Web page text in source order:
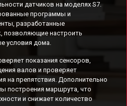
датчиков на моделях S7.
программы и
разработанные
позволяющие настроить
условия дома.
показания сенсоров,
валов и проверяет
на препятствия. Дополнительно
построения маршрута, что
и снижает количество